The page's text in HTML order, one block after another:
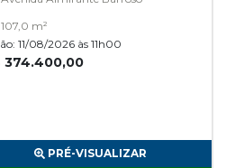
107,0 m²
11/08/2026 às 11h00
374.400,00
PRÉ-VISUALIZAR